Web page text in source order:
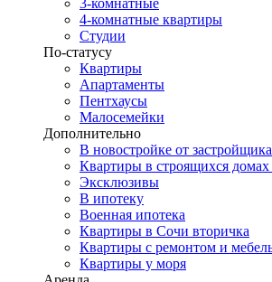
3-комнатные
4-комнатные квартиры
Студии
По-статусу
Квартиры
Апартаменты
Пентхаусы
Малосемейки
Дополнительно
В новостройке от застройщика
Квартиры в строящихся домах
Эксклюзивы
В ипотеку
Военная ипотека
Квартиры в Сочи вторичка
Квартиры с ремонтом и
Квартиры у моря